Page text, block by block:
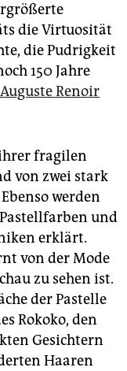
die Virtuosität
die Pudrigkeit
150 Jahre
Renoir
fragilen
von zwei stark
werden
und
erklärt.
von der Mode
zu sehen ist.
der Pastelle
Rokoko, den
Gesichtern
Haaren